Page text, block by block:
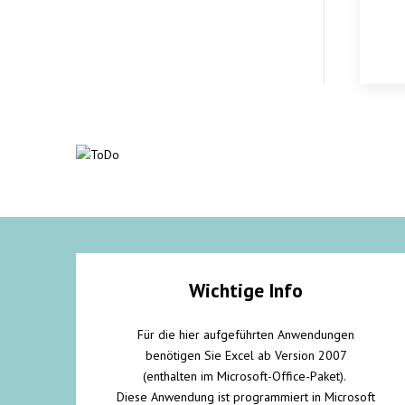
Wichtige Info
Für die hier aufgeführten Anwendungen
benötigen Sie Excel ab Version 2007
(enthalten im Microsoft-Office-Paket).
Diese Anwendung ist programmiert in Microsoft